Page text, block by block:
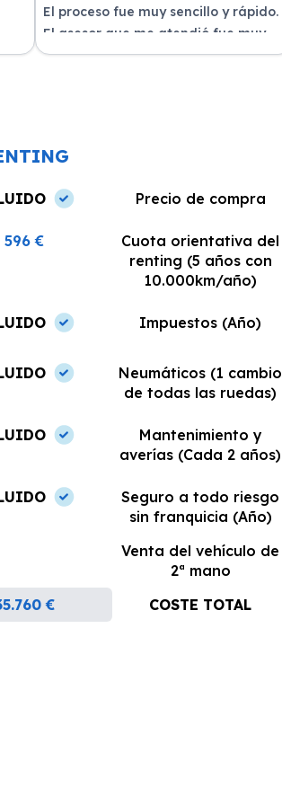
El proceso fue muy sencillo y rápido.
El asesor que me atendió fue muy
amable y me explicó todo con
Precio de compra
596 €
Cuota orientativa del
renting (5 años con
10.000km/año)
Impuestos (Año)
Neumáticos (1 cambio
de todas las ruedas)
Mantenimiento y
averías (Cada 2 años)
Seguro a todo riesgo
sin franquicia (Año)
Venta del vehículo de
2ª mano
€ COSTE TOTAL